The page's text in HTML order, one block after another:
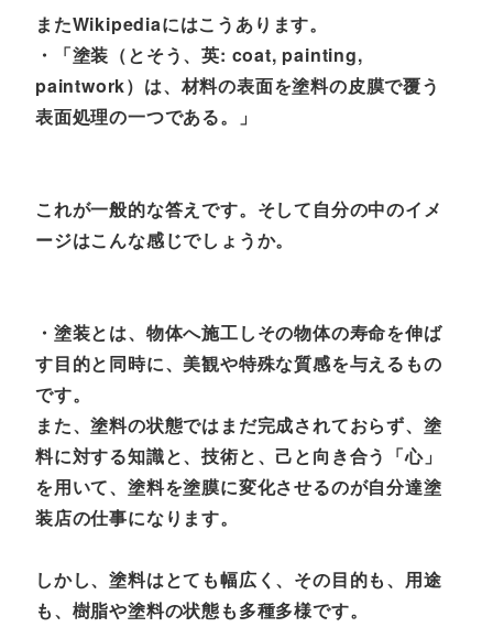
またWikipediaにはこうあります。
・「塗装（とそう、英: coat, painting,
paintwork）は、材料の表面を塗料の皮膜で覆う
表面処理の一つである。」
これが一般的な答えです。そして自分の中のイメ
ージはこんな感じでしょうか。
・塗装とは、物体へ施工しその物体の寿命を伸ば
す目的と同時に、美観や特殊な質感を与えるもの
です。
また、塗料の状態ではまだ完成されておらず、塗
料に対する知識と、技術と、己と向き合う「心」
を用いて、塗料を塗膜に変化させるのが自分達塗
装店の仕事になります。
しかし、塗料はとても幅広く、その目的も、用途
も、樹脂や塗料の状態も多種多様です。